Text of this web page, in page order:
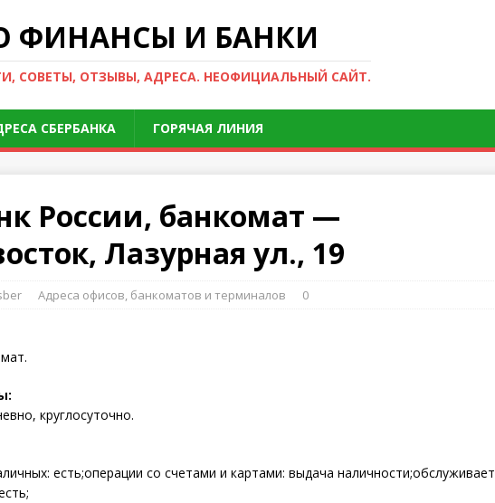
ФИНАНСЫ И БАНКИ
СОВЕТЫ, ОТЗЫВЫ, АДРЕСА. НЕОФИЦИАЛЬНЫЙ САЙТ.
СБЕРБАНКА ГОРЯЧАЯ ЛИНИЯ
России, банкомат —
Лазурная ул., 19
Адреса офисов, банкоматов и терминалов 0
круглосуточно.
есть;операции со счетами и картами: выдача наличности;обслуживает